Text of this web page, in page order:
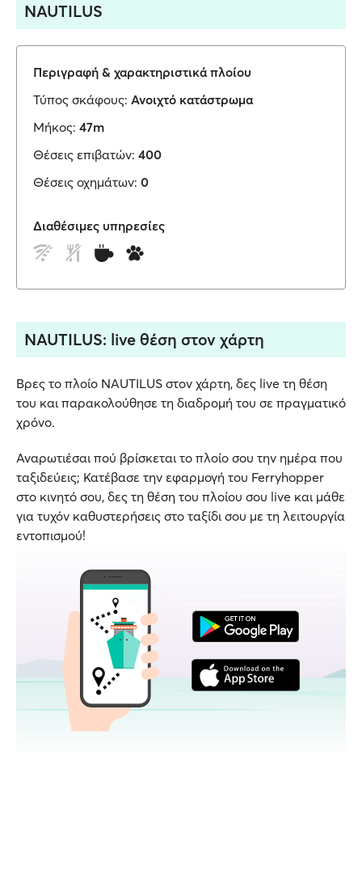
NAUTILUS
Περιγραφή & χαρακτηριστικά πλοίου
Τύπος σκάφους: Ανοιχτό κατάστρωμα
Μήκος: 47m
Θέσεις επιβατών: 400
Θέσεις οχημάτων: 0
Διαθέσιμες υπηρεσίες
NAUTILUS: live θέση στον χάρτη
Βρες το πλοίο NAUTILUS στον χάρτη, δες live τη θέση
του και παρακολούθησε τη διαδρομή του σε πραγματικό
χρόνο.
Αναρωτιέσαι πού βρίσκεται το πλοίο σου την ημέρα που
ταξιδεύεις; Κατέβασε την εφαρμογή του Ferryhopper
στο κινητό σου, δες τη θέση του πλοίου σου live και μάθε
για τυχόν καθυστερήσεις στο ταξίδι σου με τη λειτουργία
εντοπισμού!